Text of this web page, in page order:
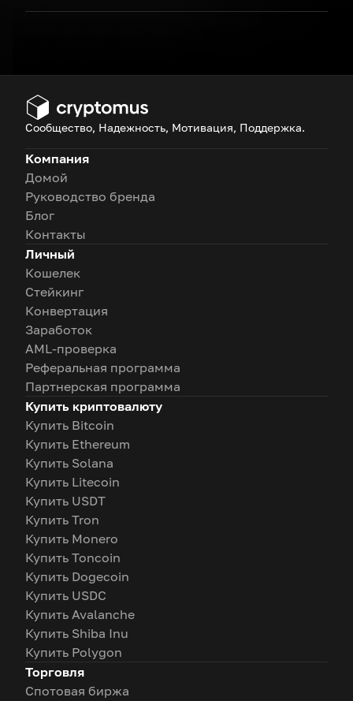
Сообщество, Надежность, Мотивация, Поддержка.
Компания
Домой
Руководство бренда
Блог
Контакты
Личный
Кошелек
Стейкинг
Конвертация
Заработок
AML-проверка
Реферальная программа
Партнерская программа
Купить криптовалюту
Купить Bitcoin
Купить Ethereum
Купить Solana
Купить Litecoin
Купить USDT
Купить Tron
Купить Monero
Купить Toncoin
Купить Dogecoin
Купить USDC
Купить Avalanche
Купить Shiba Inu
Купить Polygon
Торговля
Спотовая биржа